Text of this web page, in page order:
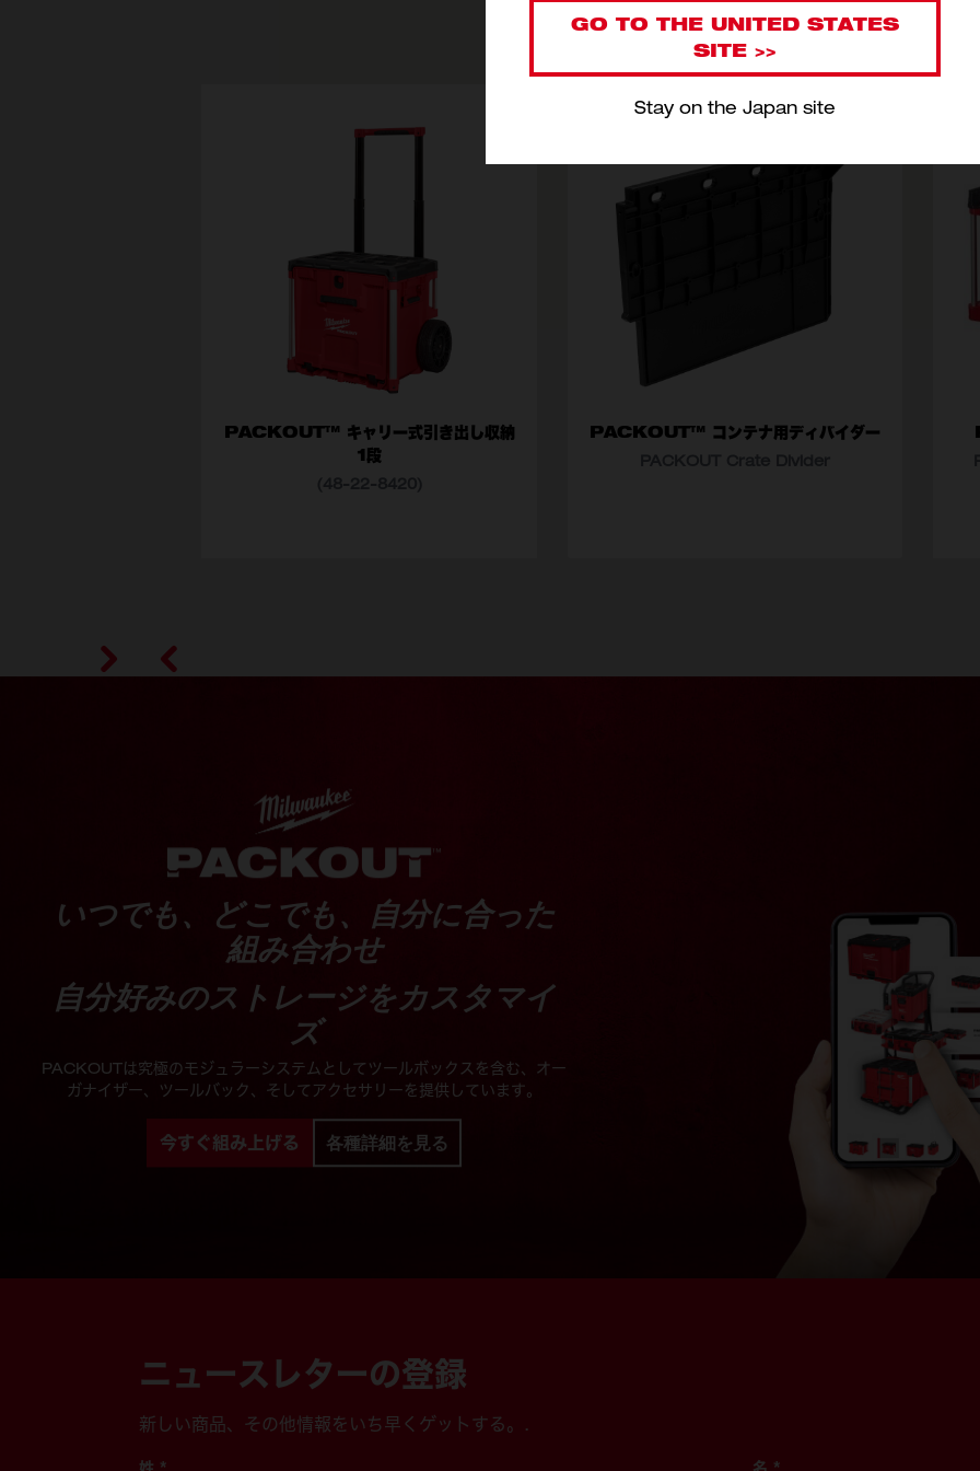
GO TO THE UNITED STATES
SITE >>
Stay on the Japan site
PACKOUT™ キャリー式引き出し収納
1段
PACKOUT™ コンテナ用ディバイダー
いつでも、どこでも、自分に合った
組み合わせ
自分好みのストレージをカスタマイ
ズ
PACKOUTは究極のモジュラーシステムとしてツールボックスを含む、オー
ガナイザー、ツールバック、そしてアクセサリーを提供しています。
今すぐ組み上げる 各種詳細を見る
ニュースレターの登録
新しい商品、その他情報をいち早くゲットする。.
姓 * 名 *